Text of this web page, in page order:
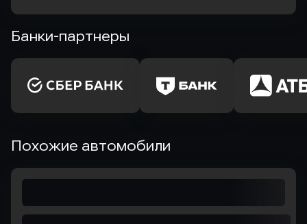
Банки-партнеры
Похожие автомобили